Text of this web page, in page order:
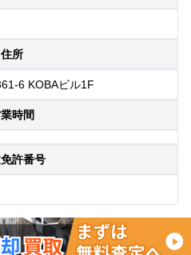
住所
6 KOBAビル1F
時間
許番号